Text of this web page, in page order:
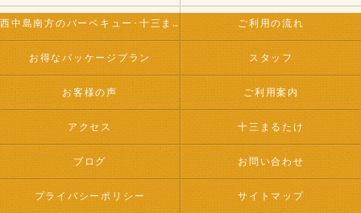
西中島南方のバーベキュー･十三まるたけのお客様の声 ご利用の流れ
お得なパッケージプラン スタッフ
お客様の声 ご利用案内
アクセス 十三まるたけ
ブログ お問い合わせ
プライバシーポリシー サイトマップ